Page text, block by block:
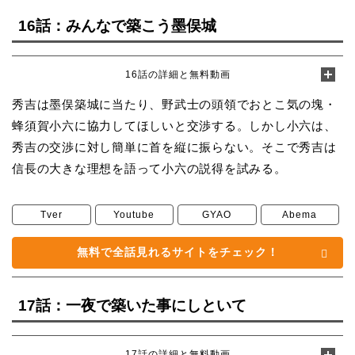
16話：みんなで築こう墨俣城
16話の詳細と無料動画
秀吉は墨俣築城に当たり、野武士の頭領でおとこ気の塊・
蜂須賀小六に協力してほしいと交渉する。しかし小六は、
秀吉の交渉に対し簡単に首を縦に振らない。そこで秀吉は
信長の大きな理想を語って小六の説得を試みる。
Tver Youtube GYAO Abema
無料で全話見れるサイトをチェック！
17話：一夜で築いた事にしといて